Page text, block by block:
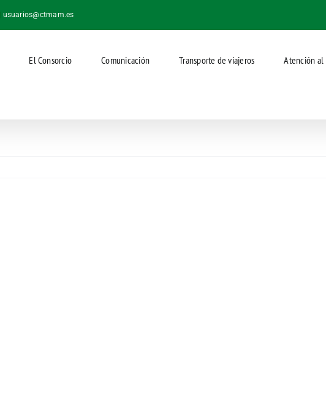
usuarios@ctmam.es
El Consorcio Comunicación Transporte de viajeros Atención